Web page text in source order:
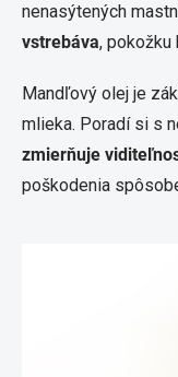
nenasýtených
vstrebáva, pokožku
Mandľový olej je
mlieka. Poradí si s
zmierňuje
poškodenia